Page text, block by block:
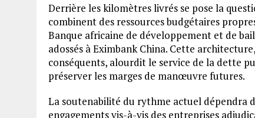
Derrière les kilomètres livrés se pose la
combinent des ressources budgétaires
Banque africaine de développement et de
adossés à Eximbank China. Cette
conséquents, alourdit le service de la dette
préserver les marges de manœuvre futures.
La soutenabilité du rythme actuel dépendra
engagements vis-à-vis des entreprises